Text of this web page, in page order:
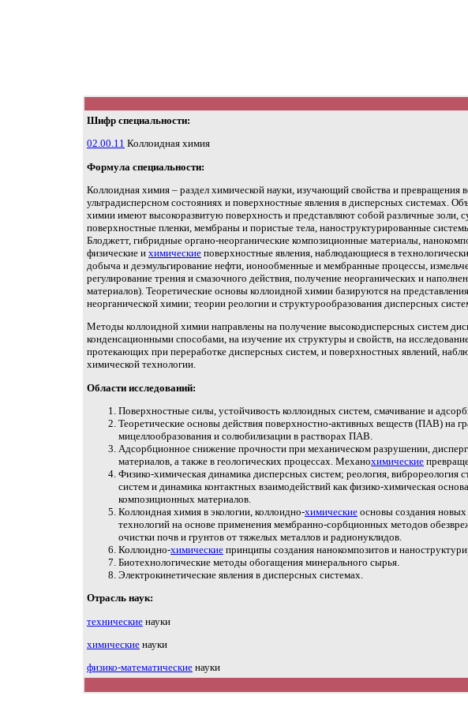
Шифр специальности:
02.00.11 Коллоидная химия
Формула специальности:
Коллоидная химия – раздел химической науки, изучающий свойства и превращения
ультрадисперсном состояниях и поверхностные явления в дисперсных системах.
химии имеют высокоразвитую поверхность и представляют собой различные золи,
поверхностные пленки, мембраны и пористые тела, наноструктурированные
Блоджетт, гибридные органо-неорганические композиционные материалы,
физические и химические поверхностные явления, наблюдающиеся в
добыча и деэмульгирование нефти, ионообменные и мембранные процессы,
регулирование трения и смазочного действия, получение неорганических и
материалов). Теоретические основы коллоидной химии базируются на
неорганической химии; теории реологии и структурообразования дисперсных
Методы коллоидной химии направлены на получение высокодисперсных систем
конденсационными способами, на изучение их структуры и свойств, на
протекающих при переработке дисперсных систем, и поверхностных явлений,
химической технологии.
Области исследований:
Поверхностные силы, устойчивость коллоидных систем, смачивание и
Теоретические основы действия поверхностно-активных веществ (ПАВ) на
мицеллообразования и солюбилизации в растворах ПАВ.
Адсорбционное снижение прочности при механическом разрушении,
материалов, а также в геологических процессах. Механохимические
Физико-химическая динамика дисперсных систем; реология, виброреология
систем и динамика контактных взаимодействий как физико-химическая
композиционных материалов.
Коллоидная химия в экологии, коллоидно-химические основы создания
технологий на основе применения мембранно-сорбционных методов
очистки почв и грунтов от тяжелых металлов и радионуклидов.
Коллоидно-химические принципы создания нанокомпозитов и
Биотехнологические методы обогащения минерального сырья.
Электрокинетические явления в дисперсных системах.
Отрасль наук:
технические науки
химические науки
физико-математические науки